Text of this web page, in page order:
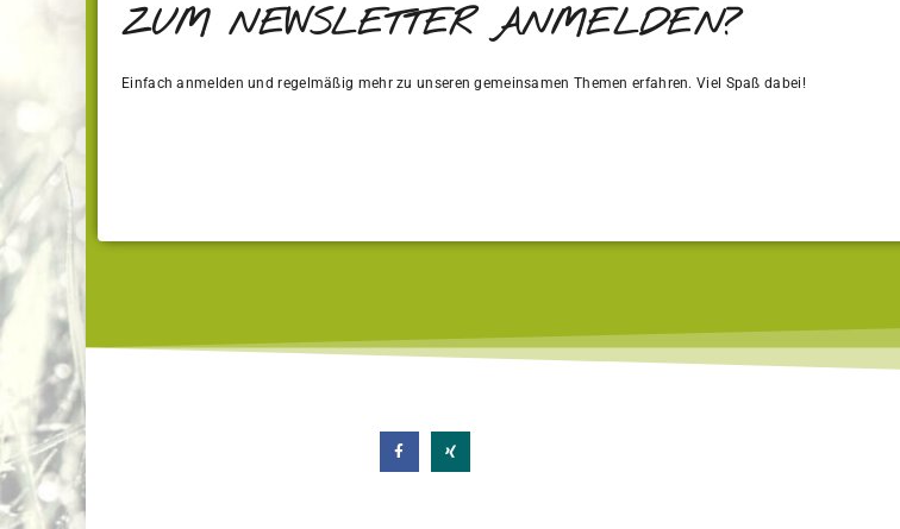
ZUM NEWSLETTER ANMELDEN?
Einfach anmelden und regelmäßig mehr zu unseren gemeinsamen Themen erfahren. Viel Spaß dabei!